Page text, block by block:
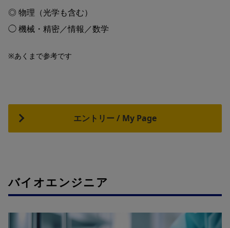
◎ 物理（光学も含む）
◯ 機械・精密／情報／数学
※あくまで参考です
エントリー / My Page
バイオエンジニア